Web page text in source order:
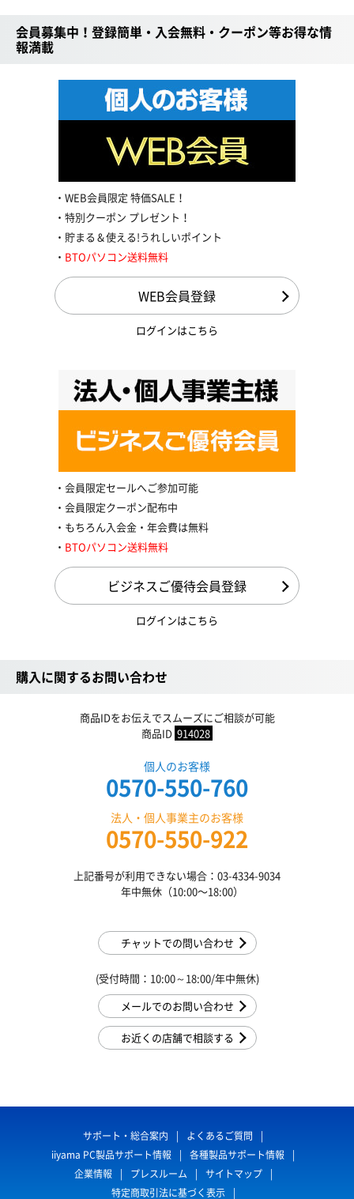
会員募集中！登録簡単・入会無料・クーポン等お得な情
報満載
WEB会員限定 特価SALE！
特別クーポン プレゼント！
貯まる＆使える!うれしいポイント
BTOパソコン送料無料
WEB会員登録
ログインはこちら
会員限定セールへご参加可能
会員限定クーポン配布中
もちろん入会金・年会費は無料
BTOパソコン送料無料
ビジネスご優待会員登録
ログインはこちら
購入に関するお問い合わせ
商品IDをお伝えでスムーズにご相談が可能
商品ID 914028
個人のお客様
0570-550-760
法人・個人事業主のお客様
0570-550-922
上記番号が利用できない場合：03-4334-9034
年中無休（10:00〜18:00）
チャットでの問い合わせ
(受付時間：10:00～18:00/年中無休)
メールでのお問い合わせ
お近くの店舗で相談する
サポート・総合案内
よくあるご質問
iiyama PC製品サポート情報
各種製品サポート情報
企業情報
プレスルーム
サイトマップ
特定商取引法に基づく表示